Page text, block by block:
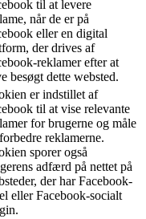
til at levere
når de er på
eller en digital
der drives af
reklamer efter at
besøgt dette websted.
er indstillet af
til at vise relevante
for brugerne og måle
reklamerne.
sporer også
adfærd på nettet på
der har Facebook-
eller Facebook-socialt